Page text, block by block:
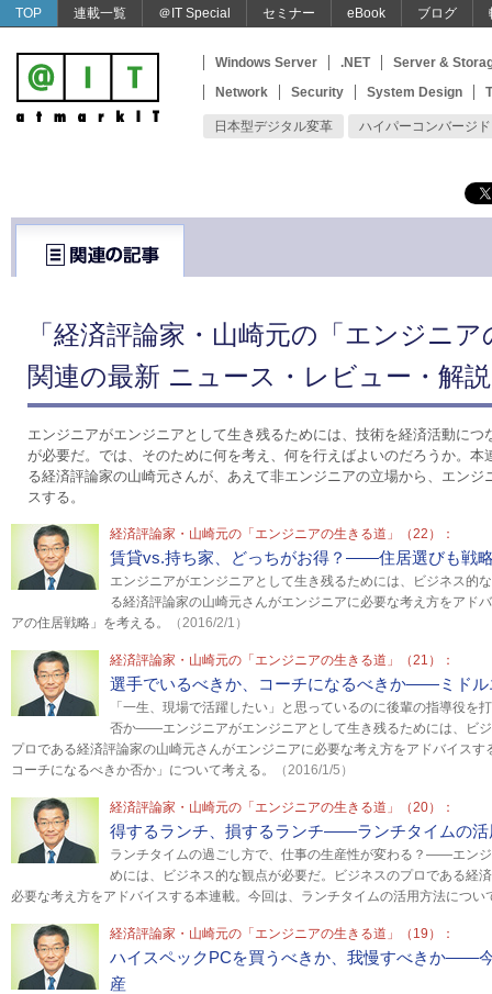
TOP 連載一覧 ＠IT Special セミナー eBook ブログ
Windows Server .NET
Server &
Network
Security System Design
日本型デジタル変革 ハイパーコンバージド
「経済評論家・山崎元の「エンジニ
関連の最新 ニュース・レビュー・解
エンジニアがエンジニアとして生き残るためには、技術を経済活動につ
が必要だ。では、そのために何を考え、何を行えばよいのだろうか。本
る経済評論家の山崎元さんが、あえて非エンジニアの立場から、エンジ
スする。
経済評論家・山崎元の「エンジニアの生きる道」（22）：
賃貸vs.持ち家、どっちがお得？――住居選びも戦
エンジニアがエンジニアとして生き残るためには、ビジネス的
る経済評論家の山崎元さんがエンジニアに必要な考え方をアド
アの住居戦略」を考える。
（2016/2/1）
経済評論家・山崎元の「エンジニアの生きる道」（21）：
選手でいるべきか、コーチになるべきか――ミドル
「一生、現場で活躍したい」と思っているのに後輩の指導役を
否か――エンジニアがエンジニアとして生き残るためには、ビ
プロである経済評論家の山崎元さんがエンジニアに必要な考え方をアドバイス
コーチになるべきか否か」について考える。
（2016/1/5）
経済評論家・山崎元の「エンジニアの生きる道」（20）：
得するランチ、損するランチ――ランチタイムの活
ランチタイムの過ごし方で、仕事の生産性が変わる？――エン
めには、ビジネス的な観点が必要だ。ビジネスのプロである経
必要な考え方をアドバイスする本連載。今回は、ランチタイムの活用方法につい
経済評論家・山崎元の「エンジニアの生きる道」（19）：
ハイスペックPCを買うべきか、我慢すべきか――
産